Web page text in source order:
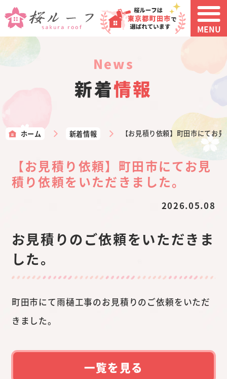
MENU
news
新着情報
ホーム 新着情報 【お見積り依頼】町田市にてお
【お見積り依頼】町田市にてお見
積り依頼をいただきました。
2026.05.08
お見積りのご依頼をいただきま
した。
町田市にて雨樋工事のお見積りのご依頼をいただ
きました。
一覧を見る